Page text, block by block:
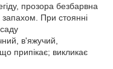
прозора безбарвна
запахом. При стоянні
в'яжучий,
припікає; викликає